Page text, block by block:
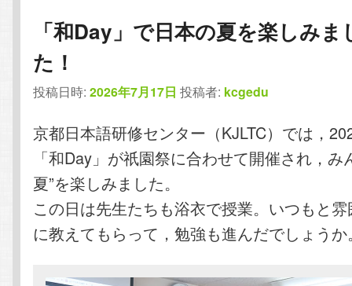
ン
テ
ン
ツ
へ
移
テ
ン
ツ
へ
移
動
「和Day」で日本の夏を楽しみま
た！
投稿日時:2026年7月17日 投稿者: kcgedu
京都日本語研修センター（KJLTC）では，
「和Day」が祇園祭に合わせて開催され，み
夏”を楽しみました。
この日は先生たちも浴衣で授業。いつもと
に教えてもらって，勉強も進んだでしょうか